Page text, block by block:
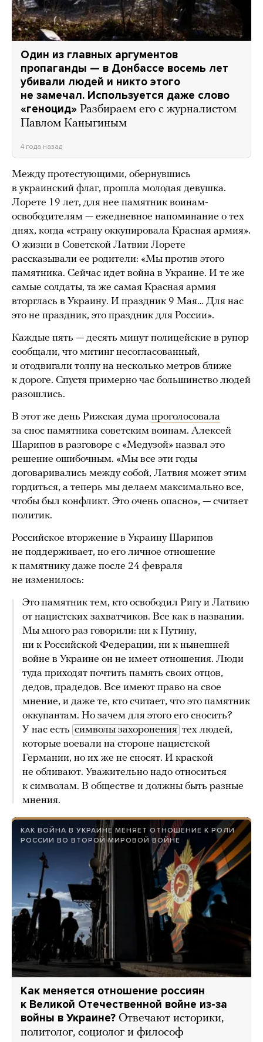
Один из главных аргументов
пропаганды — в Донбассе восемь лет
убивали людей и никто этого
не замечал. Используется даже слово
«геноцид» Разбираем его с журналистом
Павлом Каныгиным
4 года назад
Между протестующими, обернувшись
в украинский флаг, прошла молодая девушка.
Лорете 19 лет, для нее памятник воинам-
освободителям — ежедневное напоминание о тех
днях, когда «страну оккупировала Красная армия».
О жизни в Советской Латвии Лорете
рассказывали ее родители: «Мы против этого
памятника. Сейчас идет война в Украине. И те же
самые солдаты, та же самая Красная армия
вторглась в Украину. И праздник 9 Мая… Для нас
это не праздник, это праздник для России».
Каждые пять — десять минут полицейские в рупор
сообщали, что митинг несогласованный,
и отодвигали толпу на несколько метров ближе
к дороге. Спустя примерно час большинство людей
разошлись.
В этот же день Рижская дума проголосовала
за снос памятника советским воинам. Алексей
Шарипов в разговоре с «Медузой» назвал это
решение ошибочным. «Мы все эти годы
договаривались между собой, Латвия может этим
гордиться, а теперь мы делаем максимально все,
чтобы был конфликт. Это очень опасно», — считает
политик.
Российское вторжение в Украину Шарипов
не поддерживает, но его личное отношение
к памятнику даже после 24 февраля
не изменилось:
Это памятник тем, кто освободил Ригу и Латвию
от нацистских захватчиков. Все как в названии.
Мы много раз говорили: ни к Путину,
ни к Российской Федерации, ни к нынешней
войне в Украине он не имеет отношения. Люди
туда приходят почтить память своих отцов,
дедов, прадедов. Все имеют право на свое
мнение, и даже те, кто считает, что это памятник
оккупантам. Но зачем для этого его сносить?
У нас есть символы захоронения тех людей,
которые воевали на стороне нацистской
Германии, но их же не сносят. И краской
не обливают. Уважительно надо относиться
к символам. В обществе и должны быть разные
мнения.
КАК ВОЙНА В УКРАИНЕ МЕНЯЕТ ОТНОШЕНИЕ К РОЛИ
РОССИИ ВО ВТОРОЙ МИРОВОЙ ВОЙНЕ
Как меняется отношение россиян
к Великой Отечественной войне из-за
войны в Украине? Отвечают историки,
политолог, социолог и философ